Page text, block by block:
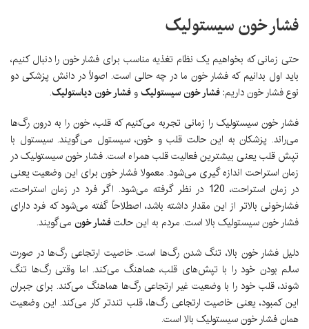
فشار خون سیستولیک
حتی زمانی که بخواهیم یک نظام تغذیه مناسب برای فشار خون را دنبال کنیم،
باید اول بدانیم که فشار خون ما در چه حالی است. اصولاً در دانش پزشکی دو
نوع فشار خون داریم: فشار خون سیستولیک و فشار خون دیاستولیک.
فشار خون سیستولیک را زمانی تجربه می‌کنیم که قلب، خون را به درون رگ‌ها
می‌راند. پزشکان به این حالت قلب و خون، سیستول می‌گویند. سیستول با
تپش قلب یعنی بیشترین فعالیت قلب همراه است. فشار خون سیستولیک در
زمان استراحت اندازه گیری می‌شود. معمولا فشار خون برای این وضعیت یعنی
در زمان استراحت، 120 در نظر گرفته می‌شود. اگر فرد در زمان استراحت،
فشارخونی بالاتر از این مقدار داشته باشد، اصطلاحاً گفته می‌شود که فرد دارای
فشار خون سیستولیک بالا است. مردم به این حالتفشار خون می‌گویند.
دلیل فشار خون بالا، تنگ شدن رگ‌ها است. خاصیت ارتجاعی رگ‌ها در صورت
سالم بودن خود را با تپش‌های قلب، هماهنگ می‌کند. اما وقتی رگ‌ها تنگ
شوند، قلب خود را با وضعیت غیر ارتجاعی رگ‌ها هماهنگ می‌کند. برای جبران
این کمبود، یعنی خاصیت ارتجاعی رگ‌ها، قلب تندتر کار می‌کند. این وضعیت
همان فشار خون سیستولیک بالا است.